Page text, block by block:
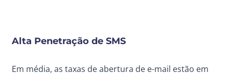
Alta Penetração de SMS
Em média, as taxas de abertura de e-mail estão em